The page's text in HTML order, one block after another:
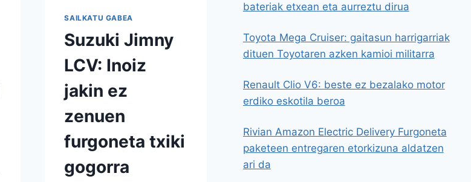
SAILKATU GABEA
Suzuki Jimny
LCV: Inoiz
jakin ez
zenuen
furgoneta txiki
gogorra
bateriak etxean eta aurreztu dirua
Toyota Mega Cruiser: gaitasun harrigarriak
dituen Toyotaren azken kamioi militarra
Renault Clio V6: beste ez bezalako motor
erdiko eskotila beroa
Rivian Amazon Electric Delivery Furgoneta
paketeen entregaren etorkizuna aldatzen
ari da